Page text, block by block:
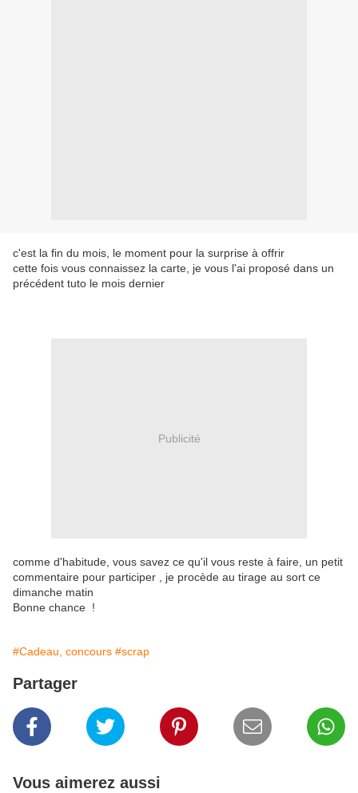
c'est la fin du mois, le moment pour la surprise à offrir
cette fois vous connaissez la carte, je vous l'ai proposé dans un
précédent tuto le mois dernier
Publicité
comme d'habitude, vous savez ce qu'il vous reste à faire, un petit
commentaire pour participer , je procède au tirage au sort ce
dimanche matin
Bonne chance !
#Cadeau, concours #scrap
Partager
Vous aimerez aussi